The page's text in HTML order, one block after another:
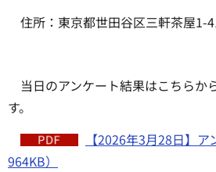
住所：東京都世田谷区三軒茶屋1-
当日のアンケート結果はこちらか
す。
【2026年3月28日】ア
964KB）